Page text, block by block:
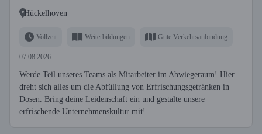
Hückelhoven
Vollzeit Weiterbildungen Gute Verkehrsanbindung
07.08.2026
Werde Teil unseres Teams als Mitarbeiter im Abwiegeraum! Hier
dreht sich alles um die Abfüllung von Erfrischungsgetränken in
Dosen. Bring deine Leidenschaft ein und gestalte unsere
erfrischende Unternehmenskultur mit!